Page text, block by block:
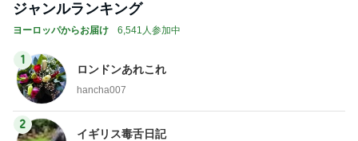
ジャンルランキング
ヨーロッパからお届け 6,541人参加中
1
ロンドンあれこれ
hancha007
2
イギリス毒舌日記